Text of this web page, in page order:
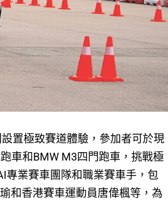
設置極致賽道體驗，參加者可於現
車和BMW M3四門跑車，挑戰極
專業賽車團隊和職業賽車手，包
和香港賽車運動員唐偉楓等，為